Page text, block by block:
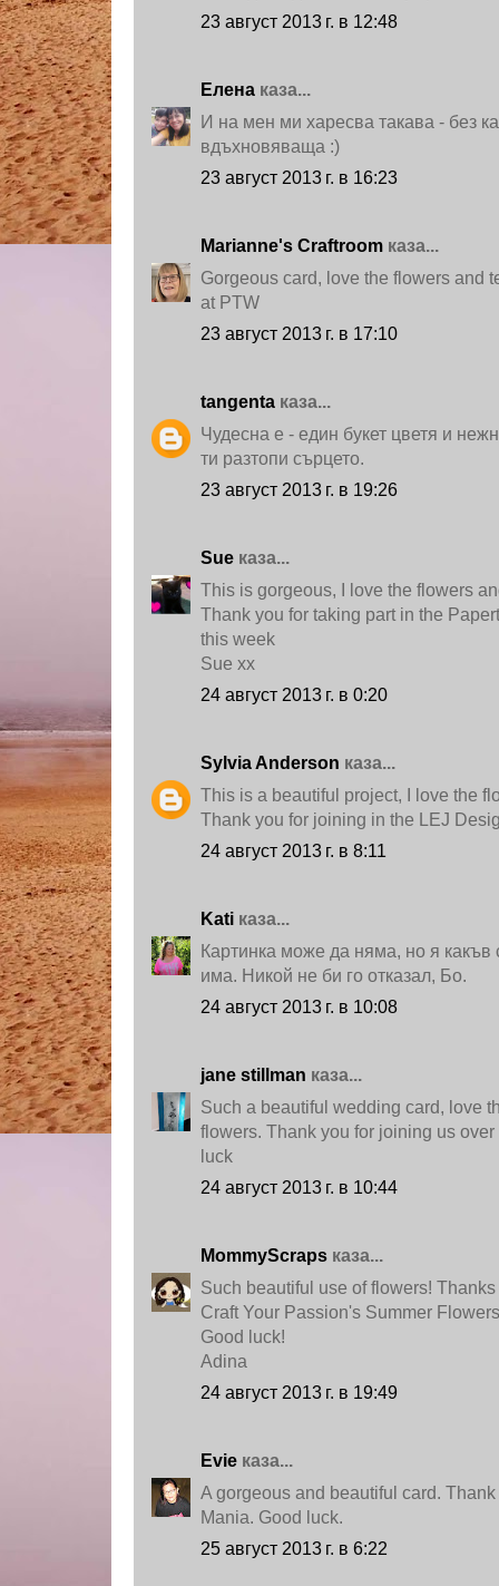
23 август 2013 г. в 12:48
Елена каза...
И на мен ми харесва такава - без
вдъхновяваща :)
23 август 2013 г. в 16:23
Marianne's Craftroom каза...
Gorgeous card, love the flowers and
at PTW
23 август 2013 г. в 17:10
tangenta каза...
Чудесна е - един букет цветя и
ти разтопи сърцето.
23 август 2013 г. в 19:26
Sue каза...
This is gorgeous, I love the flowers
Thank you for taking part in the
this week
Sue xx
24 август 2013 г. в 0:20
Sylvia Anderson каза...
This is a beautiful project, I love the
Thank you for joining in the LEJ
24 август 2013 г. в 8:11
Kati каза...
Картинка може да няма, но я какъв
има. Никой не би го отказал, Бо.
24 август 2013 г. в 10:08
jane stillman каза...
Such a beautiful wedding card, love
flowers. Thank you for joining us
luck
24 август 2013 г. в 10:44
MommyScraps каза...
Such beautiful use of flowers!
Craft Your Passion's Summer
Good luck!
Adina
24 август 2013 г. в 19:49
Evie каза...
A gorgeous and beautiful card.
Mania. Good luck.
25 август 2013 г. в 6:22